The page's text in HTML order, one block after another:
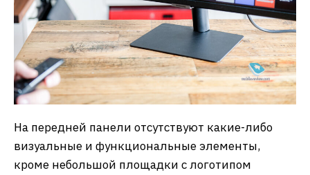
На передней панели отсутствуют какие-либо
визуальные и функциональные элементы,
кроме небольшой площадки с логотипом